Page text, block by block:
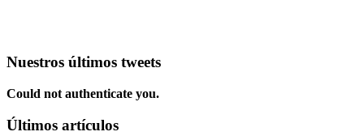
Nuestros últimos tweets
Could not authenticate you.
Últimos artículos